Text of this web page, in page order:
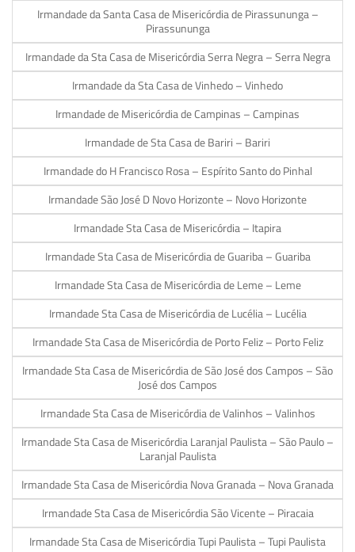
Irmandade da Santa Casa de Misericórdia de Pirassununga –
Pirassununga
Irmandade da Sta Casa de Misericórdia Serra Negra – Serra Negra
Irmandade da Sta Casa de Vinhedo – Vinhedo
Irmandade de Misericórdia de Campinas – Campinas
Irmandade de Sta Casa de Bariri – Bariri
Irmandade do H Francisco Rosa – Espírito Santo do Pinhal
Irmandade São José D Novo Horizonte – Novo Horizonte
Irmandade Sta Casa de Misericórdia – Itapira
Irmandade Sta Casa de Misericórdia de Guariba – Guariba
Irmandade Sta Casa de Misericórdia de Leme – Leme
Irmandade Sta Casa de Misericórdia de Lucélia – Lucélia
Irmandade Sta Casa de Misericórdia de Porto Feliz – Porto Feliz
Irmandade Sta Casa de Misericórdia de São José dos Campos – São
José dos Campos
Irmandade Sta Casa de Misericórdia de Valinhos – Valinhos
Irmandade Sta Casa de Misericórdia Laranjal Paulista – São Paulo –
Laranjal Paulista
Irmandade Sta Casa de Misericórdia Nova Granada – Nova Granada
Irmandade Sta Casa de Misericórdia São Vicente – Piracaia
Irmandade Sta Casa de Misericórdia Tupi Paulista – Tupi Paulista